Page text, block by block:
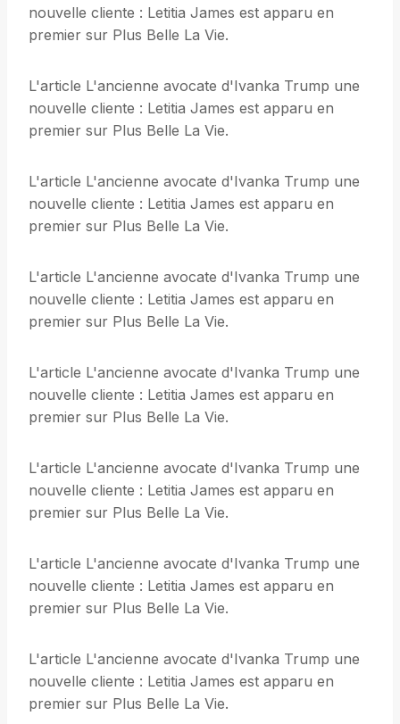
nouvelle cliente : Letitia James est apparu en
premier sur Plus Belle La Vie.
L'article L'ancienne avocate d'Ivanka Trump une
nouvelle cliente : Letitia James est apparu en
premier sur Plus Belle La Vie.
L'article L'ancienne avocate d'Ivanka Trump une
nouvelle cliente : Letitia James est apparu en
premier sur Plus Belle La Vie.
L'article L'ancienne avocate d'Ivanka Trump une
nouvelle cliente : Letitia James est apparu en
premier sur Plus Belle La Vie.
L'article L'ancienne avocate d'Ivanka Trump une
nouvelle cliente : Letitia James est apparu en
premier sur Plus Belle La Vie.
L'article L'ancienne avocate d'Ivanka Trump une
nouvelle cliente : Letitia James est apparu en
premier sur Plus Belle La Vie.
L'article L'ancienne avocate d'Ivanka Trump une
nouvelle cliente : Letitia James est apparu en
premier sur Plus Belle La Vie.
L'article L'ancienne avocate d'Ivanka Trump une
nouvelle cliente : Letitia James est apparu en
premier sur Plus Belle La Vie.